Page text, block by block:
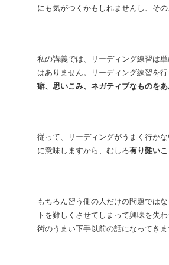
にも気がつくかもしれませんし、そ
私の講義では、リーディング練習は
はありません。リーディング練習を
癖、思いこみ、ネガティブなものを
従って、リーディングがうまく行か
に意味しますから、むしろ有り難い
もちろん習う側の人だけの問題では
トを難しくさせてしまって興味を失
術のうまい下手以前の話になってき